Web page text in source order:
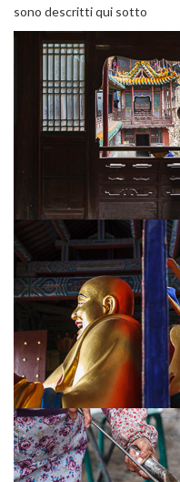
sono descritti qui sotto